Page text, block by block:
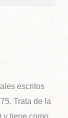
escritos
Trata de la
y tiene como